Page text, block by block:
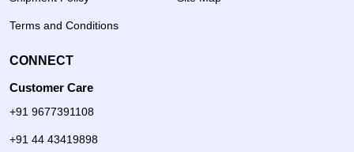
Terms and Conditions
CONNECT
Customer Care
+91 9677391108
+91 44 43419898